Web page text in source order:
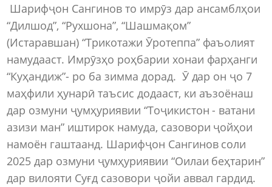
Шарифҷон Сангинов то имрӯз дар ансамблҳои
“Дилшод”, “Рухшона”, “Шашмақом”
(Истаравшан) “Трикотажи Ӯротеппа” фаъолият
намудааст. Имрӯзҳо роҳбарии хонаи фарҳанги
“Куҳандиж”- ро ба зимма дорад. Ӯ дар он ҷо 7
маҳфили ҳунарӣ таъсис додааст, ки аъзоёнаш
дар озмуни ҷумҳуриявии “Тоҷикистон - ватани
азизи ман” иштирок намуда, сазовори ҷойҳои
намоён гаштаанд. Шарифҷон Сангинов соли
2025 дар озмуни ҷумҳуриявии “Оилаи беҳтарин”
дар вилояти Суғд сазовори ҷойи аввал гардид.